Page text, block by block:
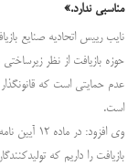
مناسبی ندارد.»
نایب رییس اتحادیه صنایع
حوزه بازیافت از نظر
عدم حمایتی است که
است.
وی افزود:
بازیافت را داریم که